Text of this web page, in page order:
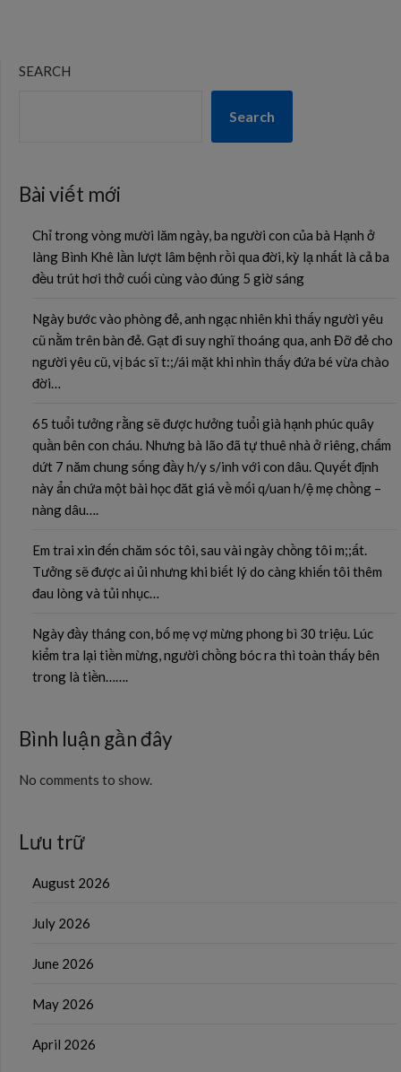
SEARCH
Search
Bài viết mới
Chỉ trong vòng mười lăm ngày, ba người con của bà Hạnh ở
làng Bình Khê lần lượt lâm bệnh rồi qua đời, kỳ lạ nhất là cả ba
đều trút hơi thở cuối cùng vào đúng 5 giờ sáng
Ngày bước vào phòng đẻ, anh ngạc nhiên khi thấy người yêu
cũ nằm trên bàn đẻ. Gạt đi suy nghĩ thoáng qua, anh Đỡ đẻ cho
người yêu cũ, vị bác sĩ t:;/ái mặt khi nhìn thấy đứa bé vừa chào
đời…
65 tuổi tưởng rằng sẽ được hưởng tuổi già hạnh phúc quây
quần bên con cháu. Nhưng bà lão đã tự thuê nhà ở riêng, chấm
dứt 7 năm chung sống đầy h/y s/inh với con dâu. Quyết định
này ẩn chứa một bài học đăt giá về mối q/uan h/ệ mẹ chồng –
nàng dâu….
Em trai xin đến chăm sóc tôi, sau vài ngày chồng tôi m;;ất.
Tưởng sẽ được ai ủi nhưng khi biết lý do càng khiến tôi thêm
đau lòng và tủi nhục…
Ngày đầy tháng con, bố mẹ vợ mừng phong bì 30 triệu. Lúc
kiểm tra lại tiền mừng, người chồng bóc ra thì toàn thấy bên
trong là tiền…….
Bình luận gần đây
No comments to show.
Lưu trữ
August 2026
July 2026
June 2026
May 2026
April 2026